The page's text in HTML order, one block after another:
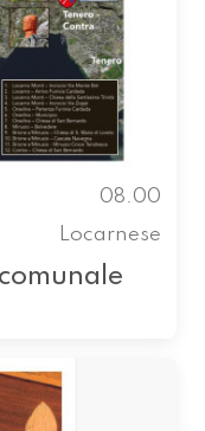
08.00
Locarnese